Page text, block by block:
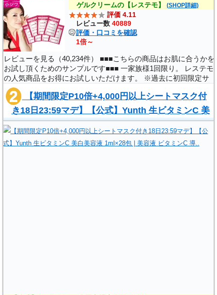
大阪府大阪市北区梅田1-11-4
大阪駅前第4ビル6F
品川美容外科(スキンクリニック提携) 心斎橋院
10：00～20：00
大阪市中央区南船場４丁目３−２ ヒューリック心斎橋
ビル 8F
品川スキンクリニック 京都院
京都府京都市下京区烏丸通 七条下ル
東塩小路町735-1 京阪京都ビル
ゲルクリームの【レステモ】 (SHOP詳細)
評価 4.11
レビュー数40889
評価・口コミを確認
1倍～
レビューを見る（40,234件） ■■■こちらの商品はお肌に合うかを
お試し頂くためのサンプルです■■■ 一家族様1回限り。 レステモ
の人気商品をお得にお試しいただけます。 ※過去に初回限定サ
ンプル商品をご購入されたことのある方は自動的にキャンセルと
なります。 ※初回限定サン..
【期間限定P10倍+4,000円以上シートマスク付
き18日23:59マデ】【公式】Yunth 生ビタミンC 美